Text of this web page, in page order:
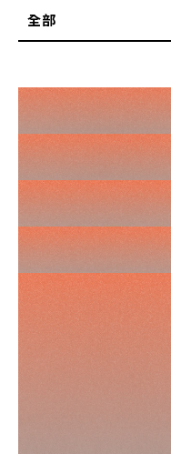
全部
購買說明
年報
CLABO+活動快訊
展覽專輯
CREATORS